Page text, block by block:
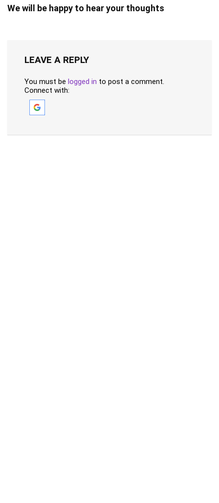
We will be happy to hear your thoughts
LEAVE A REPLY
You must be logged in to post a comment.
Connect with: